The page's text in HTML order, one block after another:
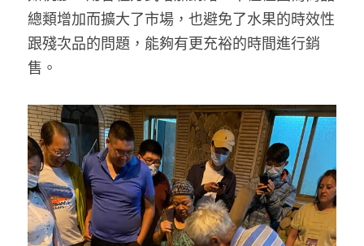
總類增加而擴大了市場，也避免了水果的時效性
跟殘次品的問題，能夠有更充裕的時間進行銷
售。